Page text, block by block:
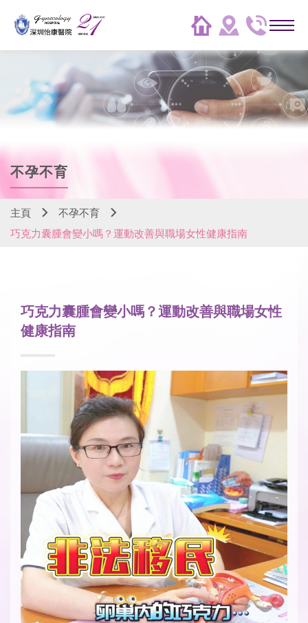
不孕不育
主頁
不孕不育
巧克力囊腫會變小嗎？運動改善與職場女性健康指南
巧克力囊腫會變小嗎？運動改善與職場女性
健康指南